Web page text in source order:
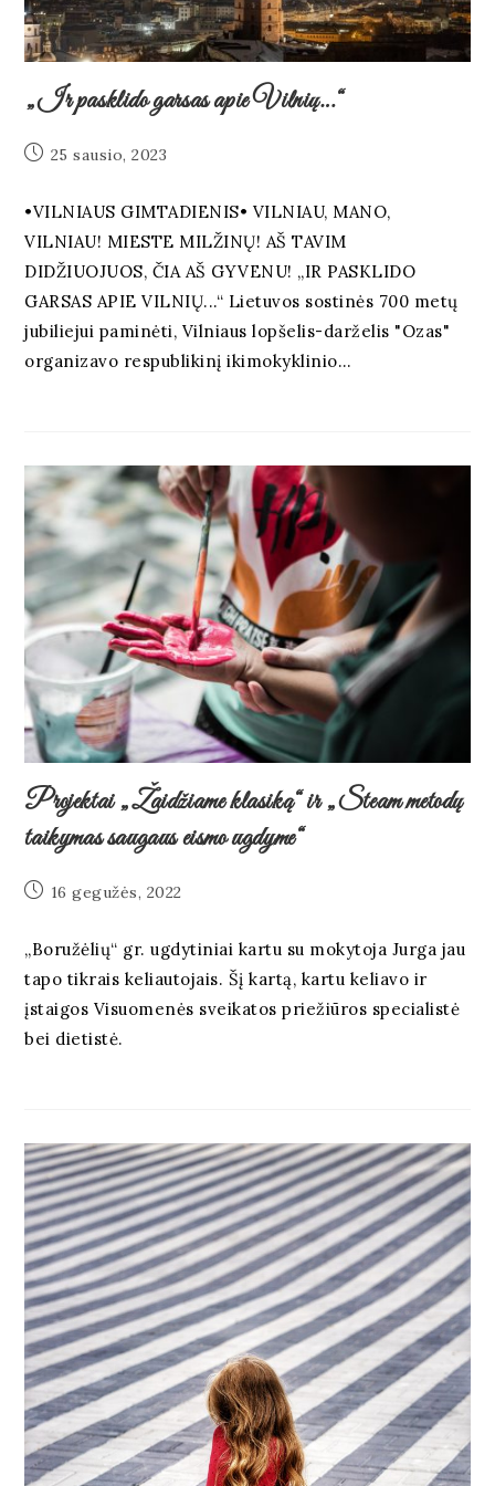
„Ir pasklido garsas apie Vilnių…“
25 sausio, 2023
•VILNIAUS GIMTADIENIS• VILNIAU, MANO,
VILNIAU! MIESTE MILŽINŲ! AŠ TAVIM
DIDŽIUOJUOS, ČIA AŠ GYVENU! „IR PASKLIDO
GARSAS APIE VILNIŲ...“ Lietuvos sostinės 700 metų
jubiliejui paminėti, Vilniaus lopšelis-darželis "Ozas"
organizavo respublikinį ikimokyklinio…
Projektai „Žaidžiame klasiką“ ir „Steam metodų
taikymas saugaus eismo ugdyme“
16 gegužės, 2022
„Boružėlių“ gr. ugdytiniai kartu su mokytoja Jurga jau
tapo tikrais keliautojais. Šį kartą, kartu keliavo ir
įstaigos Visuomenės sveikatos priežiūros specialistė
bei dietistė.